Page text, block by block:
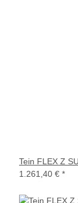
Tein FLEX Z
1.261,40 € *